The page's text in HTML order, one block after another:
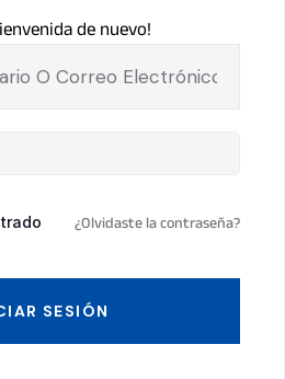
de nuevo!
¿Olvidaste la contraseña?
SESIÓN